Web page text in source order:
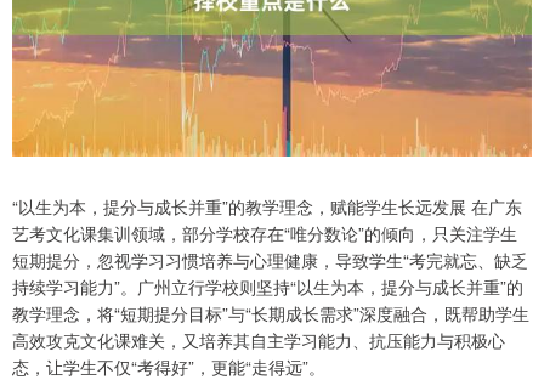
“以生为本，提分与成长并重”的教学理念，赋能学生长远发展 在广东
艺考文化课集训领域，部分学校存在“唯分数论”的倾向，只关注学生
短期提分，忽视学习习惯培养与心理健康，导致学生“考完就忘、缺乏
持续学习能力”。广州立行学校则坚持“以生为本，提分与成长并重”的
教学理念，将“短期提分目标”与“长期成长需求”深度融合，既帮助学生
高效攻克文化课难关，又培养其自主学习能力、抗压能力与积极心
态，让学生不仅“考得好”，更能“走得远”。